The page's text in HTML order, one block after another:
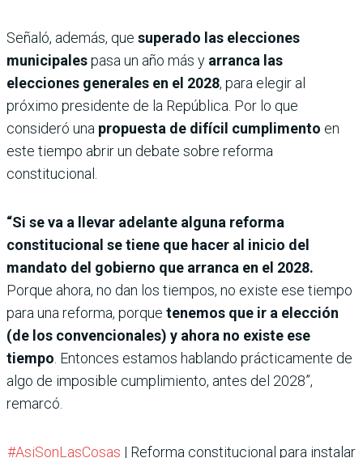
Señaló, además, que superado las elecciones
municipalespasa un año más y arranca las
elecciones generales en el 2028, para elegir al
próximo presidente de la República. Por lo que
consideró una propuesta de difícil cumplimento en
este tiempo abrir un debate sobre reforma
constitucional.
“Si se va a llevar adelante alguna reforma
constitucional se tiene que hacer al inicio del
mandato del gobierno que arranca en el 2028.
Porque ahora, no dan los tiempos, no existe ese tiempo
para una reforma, porque tenemos que ir a elección
(de los convencionales) y ahora no existe ese
tiempo. Entonces estamos hablando prácticamente de
algo de imposible cumplimiento, antes del 2028”,
remarcó.
#AsiSonLasCosas | Reforma constitucional para instalar